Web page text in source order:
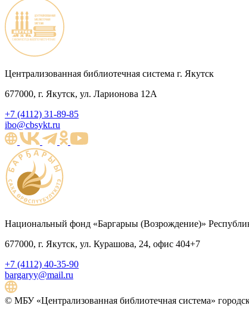
Централизованная библиотечная система г. Якутск
677000, г. Якутск, ул. Ларионова 12А
+7 (4112) 31-89-85
ibo@cbsykt.ru
Национальный фонд «Баргарыы (Возрождение)»
677000, г. Якутск, ул. Курашова, 24, офис 404+7
+7 (4112) 40-35-90
bargaryy@mail.ru
© МБУ «Централизованная библиотечная система»